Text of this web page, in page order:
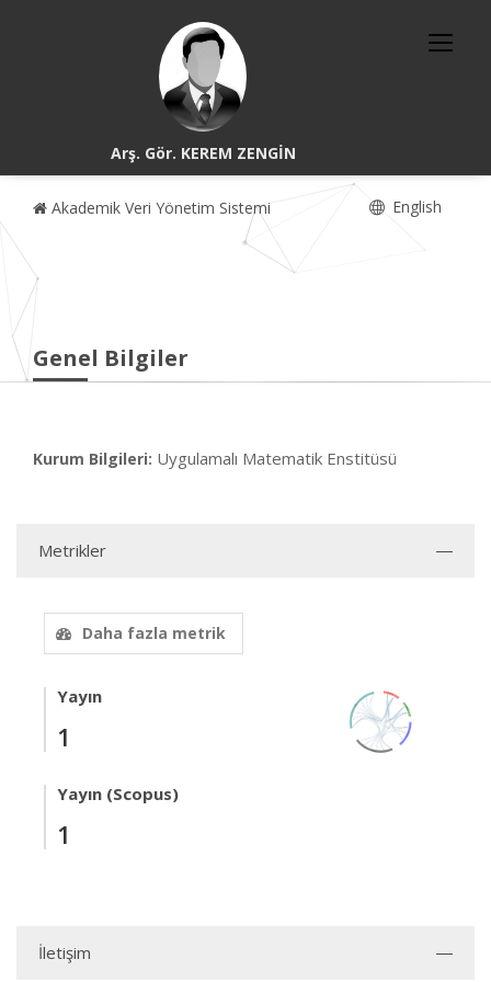
Arş. Gör. KEREM ZENGİN
Akademik Veri Yönetim Sistemi English
Genel Bilgiler
Kurum Bilgileri: Uygulamalı Matematik Enstitüsü
Metrikler
Daha fazla metrik
Yayın
1
Yayın (Scopus)
1
İletişim